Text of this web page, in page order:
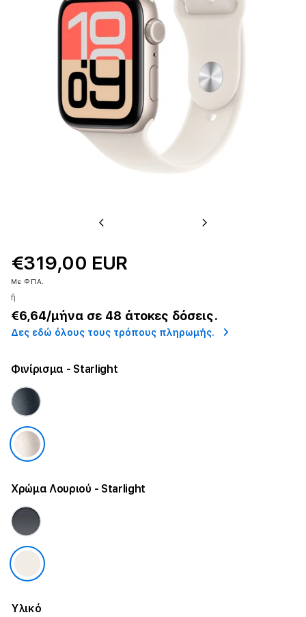
Previous Next
€319,00 EUR
Με ΦΠΑ.
ή
€6,64/μήνα σε 48 άτοκες δόσεις.
Δες εδώ όλους τους τρόπους πληρωμής.
Φινίρισμα - Starlight
Χρώμα Λουριού - Starlight
Υλικό